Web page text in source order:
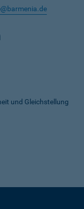
und Gleichstellung